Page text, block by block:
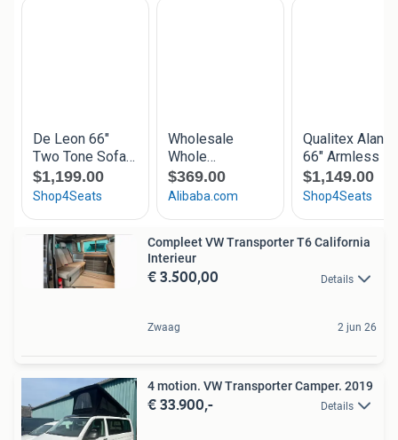
Compleet VW Transporter T6 California
Interieur
€ 3.500,00 Details
Zwaag 2 jun 26
4 motion. VW Transporter Camper. 2019
€ 33.900,- Details